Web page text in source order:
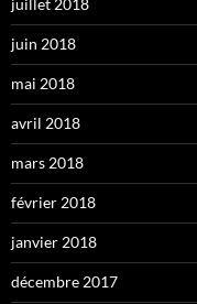
juillet 2018
juin 2018
mai 2018
avril 2018
mars 2018
février 2018
janvier 2018
décembre 2017